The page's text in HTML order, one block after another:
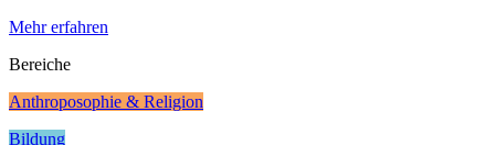
Mehr erfahren
Bereiche
Anthroposophie & Religion
Bildung